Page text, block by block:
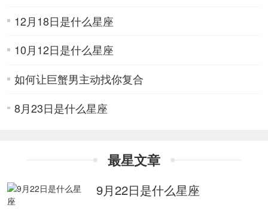
12月18日是什么星座
10月12日是什么星座
如何让巨蟹男主动找你复合
8月23日是什么星座
最星文章
9月22日是什么星座